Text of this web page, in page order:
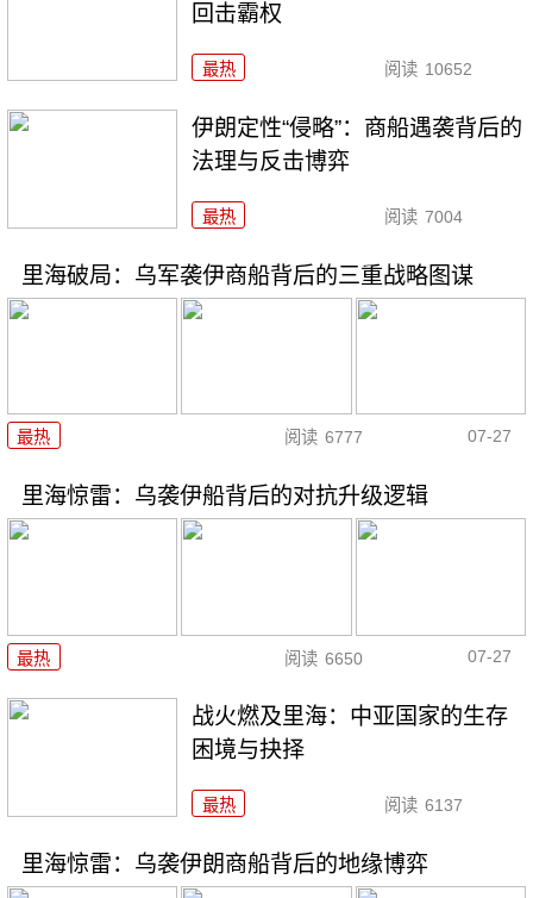
回击霸权
最热 阅读 10652
伊朗定性“侵略”：商船遇袭背后的
法理与反击博弈
最热 阅读 7004
里海破局：乌军袭伊商船背后的三重战略图谋
最热 阅读 6777 07-27
里海惊雷：乌袭伊船背后的对抗升级逻辑
最热 阅读 6650 07-27
战火燃及里海：中亚国家的生存
困境与抉择
最热 阅读 6137
里海惊雷：乌袭伊朗商船背后的地缘博弈